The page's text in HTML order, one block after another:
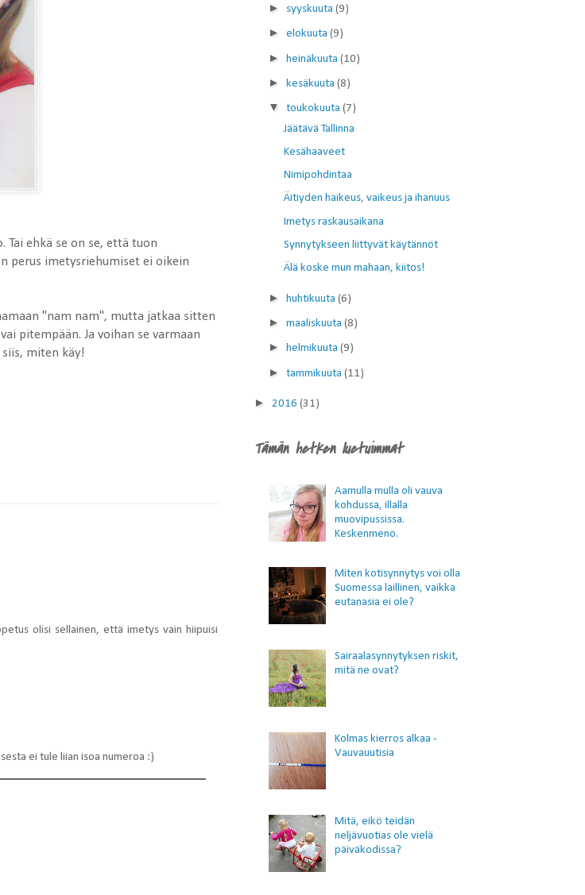
Tai ehkä se on se, että tuon
perus imetysriehumiset ei oikein
"nam nam", mutta jatkaa sitten
pitempään. Ja voihan se varmaan
miten käy!
olisi sellainen, että imetys vain hiipuisi
ei tule liian isoa numeroa :)
► syyskuuta (9)
► elokuuta (9)
► heinäkuuta (10)
► kesäkuuta (8)
▼ toukokuuta (7)
Jäätävä Tallinna
Kesähaaveet
Nimipohdintaa
Äitiyden haikeus, vaikeus ja ihanuus
Imetys raskausaikana
Synnytykseen liittyvät käytännöt
Älä koske mun mahaan, kiitos!
► huhtikuuta (6)
► maaliskuuta (8)
► helmikuuta (9)
► tammikuuta (11)
► 2016 (31)
Tämän hetken luetuimmat
Aamulla mulla oli vauva
kohdussa, illalla
muovipussissa.
Keskenmeno.
Miten kotisynnytys voi olla
Suomessa laillinen, vaikka
eutanasia ei ole?
Sairaalasynnytyksen riskit,
mitä ne ovat?
Kolmas kierros alkaa -
Vauvauutisia
Mitä, eikö teidän
neljävuotias ole vielä
päiväkodissa?